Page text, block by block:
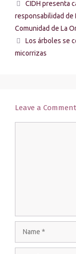
CIDH presenta
responsabilidad de
Comunidad de La
Los árboles se
micorrizas
Leave a Comment